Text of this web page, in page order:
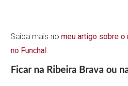
Saiba mais nomeu artigo sobre o
no Funchal
Ficar na Ribeira Brava ou